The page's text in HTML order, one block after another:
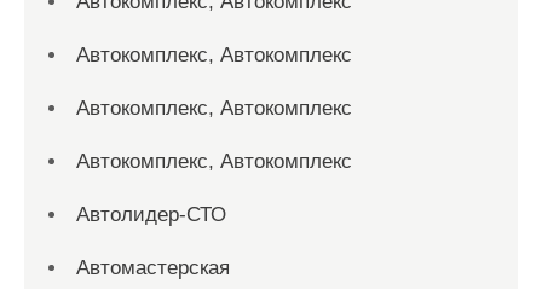
Автокомплекс, Автокомплекс
Автокомплекс, Автокомплекс
Автокомплекс, Автокомплекс
Автолидер-СТО
Автомастерская